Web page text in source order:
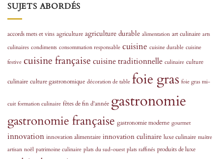
SUJETS ABORDÉS
accords mets et vins agriculture agriculture durable alimentation art culinaire arts
culinaires condiments consommation responsable cuisine cuisine durable cuisine
festive cuisine française cuisine traditionnelle culinaire culture
culinaire culture gastronomique décoration de table foie gras foie gras mi-
cuit formation culinaire fêtes de fin d’année gastronomie
gastronomie française gastronomie moderne gourmet
innovation innovation alimentaire innovation culinaire luxe culinaire maître
artisan noël patrimoine culinaire plats du sud-ouest plats raffinés produits de luxe